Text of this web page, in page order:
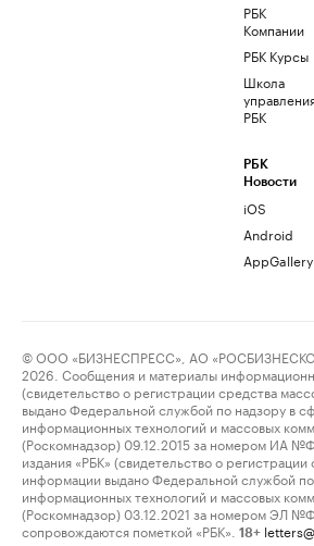
РБК
Компании
РБК Курсы
Школа
РБК
РБК
Новости
iOS
Android
AppGallery
© ООО «БИЗНЕСПРЕСС», АО
2026. Сообщения и материалы
(свидетельство о регистрации средства
выдано Федеральной службой по надзору в
информационных технологий и массовых
(Роскомнадзор) 09.12.2015 за номером ИА
издания «РБК» (свидетельство о
информации выдано Федеральной службой
информационных технологий и массовых
(Роскомнадзор) 03.12.2021 за номером ЭЛ
сопровождаются пометкой «РБК».
18+